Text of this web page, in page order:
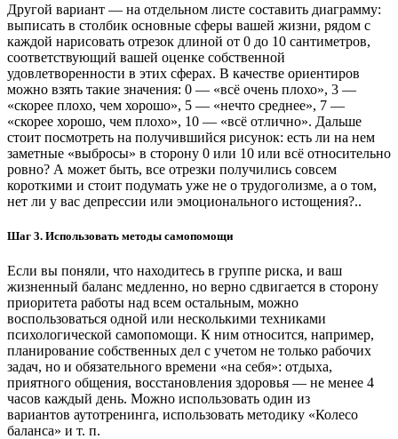
Другой вариант — на отдельном листе составить диаграмму:
выписать в столбик основные сферы вашей жизни, рядом с
каждой нарисовать отрезок длиной от 0 до 10 сантиметров,
соответствующий вашей оценке собственной
удовлетворенности в этих сферах. В качестве ориентиров
можно взять такие значения: 0 — «всё очень плохо», 3 —
«скорее плохо, чем хорошо», 5 — «нечто среднее», 7 —
«скорее хорошо, чем плохо», 10 — «всё отлично». Дальше
стоит посмотреть на получившийся рисунок: есть ли на нем
заметные «выбросы» в сторону 0 или 10 или всё относительно
ровно? А может быть, все отрезки получились совсем
короткими и стоит подумать уже не о трудоголизме, а о том,
нет ли у вас депрессии или эмоционального истощения?..
Шаг 3. Использовать методы самопомощи
Если вы поняли, что находитесь в группе риска, и ваш
жизненный баланс медленно, но верно сдвигается в сторону
приоритета работы над всем остальным, можно
воспользоваться одной или несколькими техниками
психологической самопомощи. К ним относится, например,
планирование собственных дел с учетом не только рабочих
задач, но и обязательного времени «на себя»: отдыха,
приятного общения, восстановления здоровья — не менее 4
часов каждый день. Можно использовать один из
вариантов аутотренинга, использовать методику «Колесо
баланса» и т. п.